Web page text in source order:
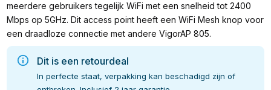
meerdere gebruikers tegelijk WiFi met een snelheid tot 2400
Mbps op 5GHz. Dit access point heeft een WiFi Mesh knop voor
een draadloze connectie met andere VigorAP 805.
Dit is een retourdeal
In perfecte staat, verpakking kan beschadigd zijn of